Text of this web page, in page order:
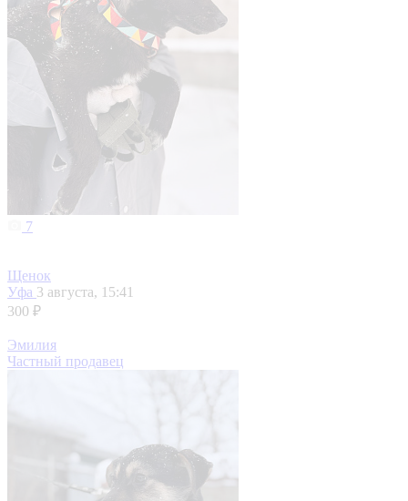
7
Щенок
Уфа 3 августа, 15:41
300 ₽
Эмилия
Частный продавец